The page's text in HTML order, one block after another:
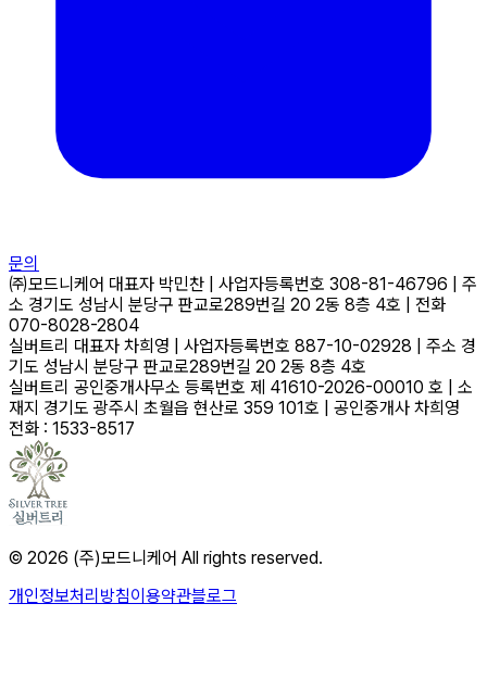
문의
㈜모드니케어 대표자 박민찬 사업자등록번호 308-81-46796
주
소 경기도 성남시 분당구 판교로289번길 20 2동 8층 4호
전화
070-8028-2804
실버트리 대표자 차희영 사업자등록번호 887-10-02928 주소 경
기도 성남시 분당구 판교로289번길 20 2동 8층 4호
실버트리 공인중개사무소 등록번호 제 41610-2026-00010 호
소
재지 경기도 광주시 초월읍 현산로 359 101호 공인중개사 차희영
전화 : 1533-8517
© 2026 (주)모드니케어 All rights reserved.
개인정보처리방침이용약관블로그